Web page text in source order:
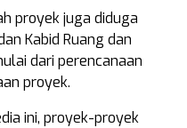
proyek juga diduga
Kabid Ruang dan
dari perencanaan
proyek.
ini, proyek-proyek